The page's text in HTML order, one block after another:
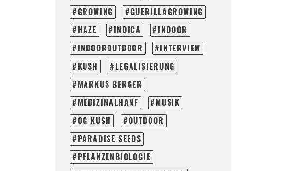
GROWING
GUERILLAGROWING
HAZE
INDICA
INDOOR
INDOOROUTDOOR
INTERVIEW
KUSH
LEGALISIERUNG
MARKUS BERGER
MEDIZINALHANF
MUSIK
OG KUSH
OUTDOOR
PARADISE SEEDS
PFLANZENBIOLOGIE